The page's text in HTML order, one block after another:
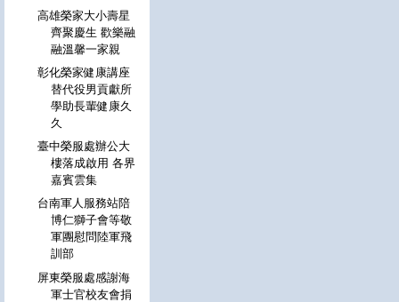
高雄榮家大小壽星
齊聚慶生 歡樂融
融溫馨一家親
彰化榮家健康講座
替代役男貢獻所
學助長輩健康久
久
臺中榮服處辦公大
樓落成啟用 各界
嘉賓雲集
台南軍人服務站陪
博仁獅子會等敬
軍團慰問陸軍飛
訓部
屏東榮服處感謝海
軍士官校友會捐